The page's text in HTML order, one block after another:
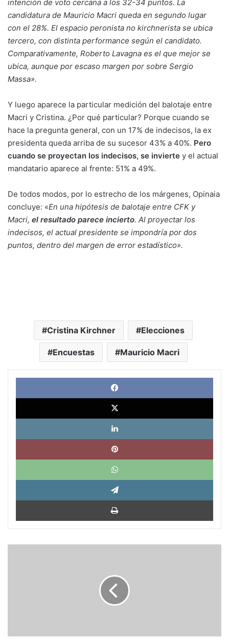
intención de voto cercana a los 32-34 puntos. La
candidatura de Mauricio Macri queda en segundo lugar
con el 28%. El espacio peronista no kirchnerista se ubica
tercero, con distinta performance según el candidato.
Comparativamente, Roberto Lavagna es el que mejor se
ubica, aunque por escaso margen por sobre Sergio
Massa».
Y luego aparece la particular medición del balotaje entre
Macri y Cristina. ¿Por qué particular? Porque cuando se
hace la pregunta general, con un 17% de indecisos, la ex
presidenta queda arriba de su sucesor 43% a 40%. Pero
cuando se proyectan los indecisos, se invierte y el actual
mandatario aparece al frente: 51% a 49%.
De todos modos, por lo estrecho de los márgenes, Opinaia
concluye: «En una hipótesis de balotaje entre CFK y
Macri, el resultado parece incierto. Al proyectar los
indecisos, el actual presidente se impondría por dos
puntos, dentro del margen de error estadístico».
Cristina Kirchner Elecciones
Encuestas Mauricio Macri
X
molesta